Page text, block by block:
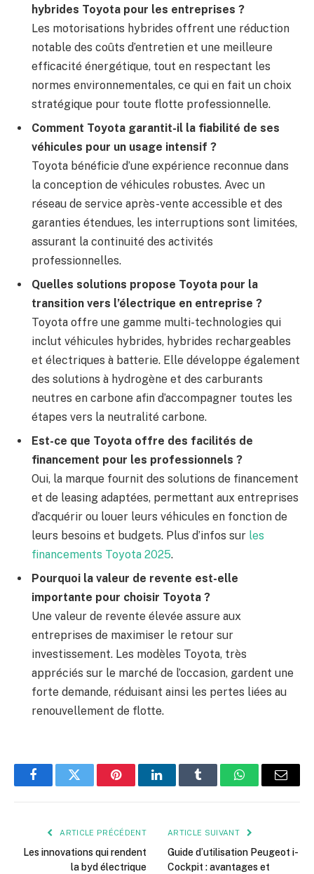
hybrides Toyota pour les entreprises ?
Les motorisations hybrides offrent une réduction
notable des coûts d’entretien et une meilleure
efficacité énergétique, tout en respectant les
normes environnementales, ce qui en fait un choix
stratégique pour toute flotte professionnelle.
Comment Toyota garantit-il la fiabilité de ses
véhicules pour un usage intensif ?
Toyota bénéficie d’une expérience reconnue dans
la conception de véhicules robustes. Avec un
réseau de service après-vente accessible et des
garanties étendues, les interruptions sont limitées,
assurant la continuité des activités
professionnelles.
Quelles solutions propose Toyota pour la
transition vers l’électrique en entreprise ?
Toyota offre une gamme multi-technologies qui
inclut véhicules hybrides, hybrides rechargeables
et électriques à batterie. Elle développe également
des solutions à hydrogène et des carburants
neutres en carbone afin d’accompagner toutes les
étapes vers la neutralité carbone.
Est-ce que Toyota offre des facilités de
financement pour les professionnels ?
Oui, la marque fournit des solutions de financement
et de leasing adaptées, permettant aux entreprises
d’acquérir ou louer leurs véhicules en fonction de
leurs besoins et budgets. Plus d’infos sur les
financements Toyota 2025.
Pourquoi la valeur de revente est-elle
importante pour choisir Toyota ?
Une valeur de revente élevée assure aux
entreprises de maximiser le retour sur
investissement. Les modèles Toyota, très
appréciés sur le marché de l’occasion, gardent une
forte demande, réduisant ainsi les pertes liées au
renouvellement de flotte.
FacebookTwitter PinterestLinkedInTumblr WhatsApp
E-
ARTICLE PRÉCÉDENT
Les innovations qui rendent
la byd électrique
ARTICLE SUIVANT
Guide d’utilisation Peugeot i-
Cockpit : avantages et